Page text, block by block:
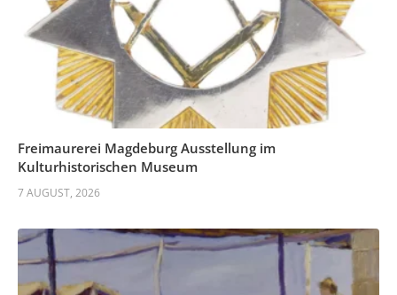
Freimaurerei Magdeburg Ausstellung im
Kulturhistorischen Museum
7 AUGUST, 2026